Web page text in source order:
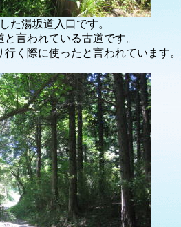
た湯坂道入口です。
言われている古道です。
く際に使ったと言われています。